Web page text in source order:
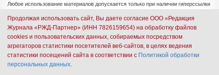
Любое использование материалов допускается только при наличии гиперссылки
Разработка сайта -iMedia Solutions
Продолжая использовать сайт, Вы даете согласие ООО «Редакция
Журнала «РЖД-Партнер» (ИНН 7826159654) на обработку файлов
cookies и пользовательских данных, собираемых посредством
агрегаторов статистики посетителей веб-сайтов, в целях ведения
статистики посещений сайта в соответствии с Политикой обработки
персональных данных.
Авторизация через иностранные почтовые сервисы
запрещена согласно ФЗ № 149. Пожалуйста,
используйте российскую почту (Mail.ru, Яндекс и др.)